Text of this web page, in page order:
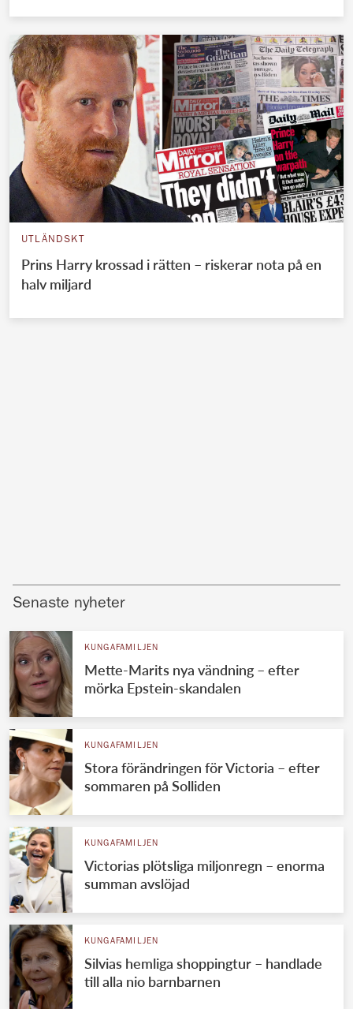
UTLÄNDSKT
Prins Harry krossad i rätten – riskerar nota på en
halv miljard
Senaste nyheter
KUNGAFAMILJEN
Mette-Marits nya vändning – efter
mörka Epstein-skandalen
KUNGAFAMILJEN
Stora förändringen för Victoria – efter
sommaren på Solliden
KUNGAFAMILJEN
Victorias plötsliga miljonregn – enorma
summan avslöjad
KUNGAFAMILJEN
Silvias hemliga shoppingtur – handlade
till alla nio barnbarnen